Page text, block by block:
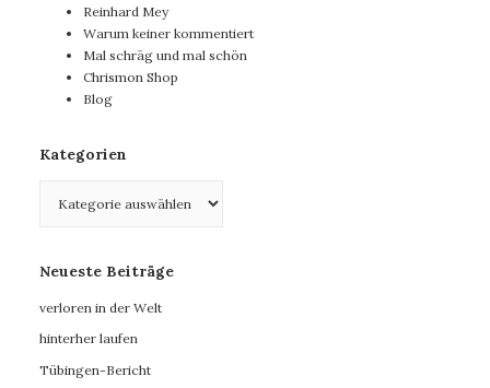
Reinhard Mey
Warum keiner kommentiert
Mal schräg und mal schön
Chrismon Shop
Blog
Kategorien
Neueste Beiträge
verloren in der Welt
hinterher laufen
Tübingen-Bericht